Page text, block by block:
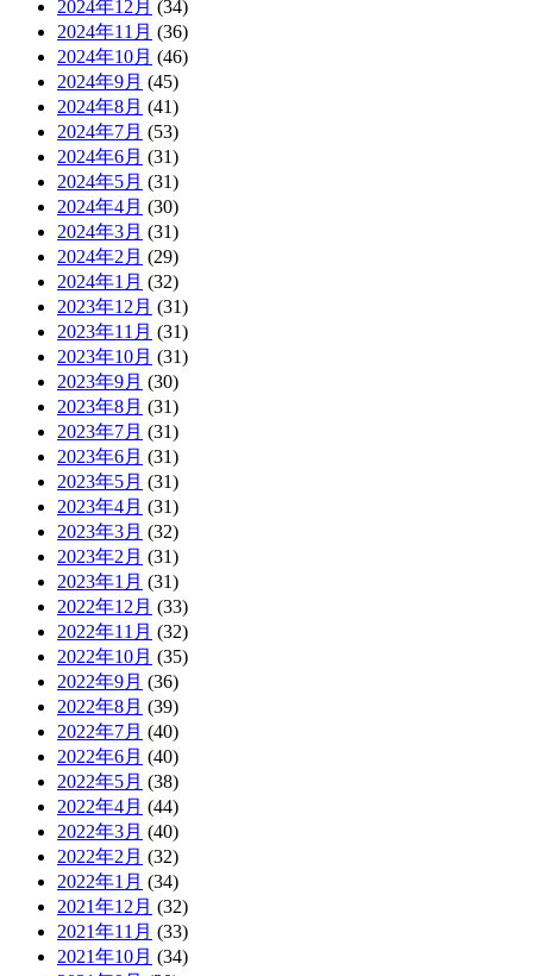
2024年12月 (34)
2024年11月 (36)
2024年10月 (46)
2024年9月 (45)
2024年8月 (41)
2024年7月 (53)
2024年6月 (31)
2024年5月 (31)
2024年4月 (30)
2024年3月 (31)
2024年2月 (29)
2024年1月 (32)
2023年12月 (31)
2023年11月 (31)
2023年10月 (31)
2023年9月 (30)
2023年8月 (31)
2023年7月 (31)
2023年6月 (31)
2023年5月 (31)
2023年4月 (31)
2023年3月 (32)
2023年2月 (31)
2023年1月 (31)
2022年12月 (33)
2022年11月 (32)
2022年10月 (35)
2022年9月 (36)
2022年8月 (39)
2022年7月 (40)
2022年6月 (40)
2022年5月 (38)
2022年4月 (44)
2022年3月 (40)
2022年2月 (32)
2022年1月 (34)
2021年12月 (32)
2021年11月 (33)
2021年10月 (34)